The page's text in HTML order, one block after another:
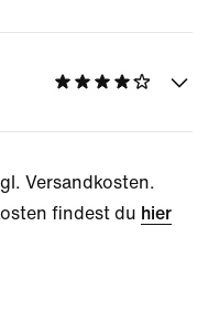
Versandkosten.
findest du hier